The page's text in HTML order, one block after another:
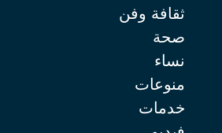
ثقافة وفن
صحة
نساء
منوعات
خدمات